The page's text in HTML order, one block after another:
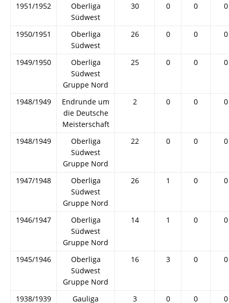
1951/1952
Oberliga
Südwest
30 0 0 0
1950/1951
Oberliga
Südwest
26 0 0 0
1949/1950
Oberliga
Südwest
Gruppe Nord
25 0 0 0
1948/1949
Endrunde um
die Deutsche
Meisterschaft
2 0 0 0
1948/1949
Oberliga
Südwest
Gruppe Nord
22 0 0 0
1947/1948
Oberliga
Südwest
Gruppe Nord
26 1 0 0
1946/1947
Oberliga
Südwest
Gruppe Nord
14 1 0 0
1945/1946
Oberliga
Südwest
Gruppe Nord
16 3 0 0
1938/1939
Gauliga
3 0 0 0